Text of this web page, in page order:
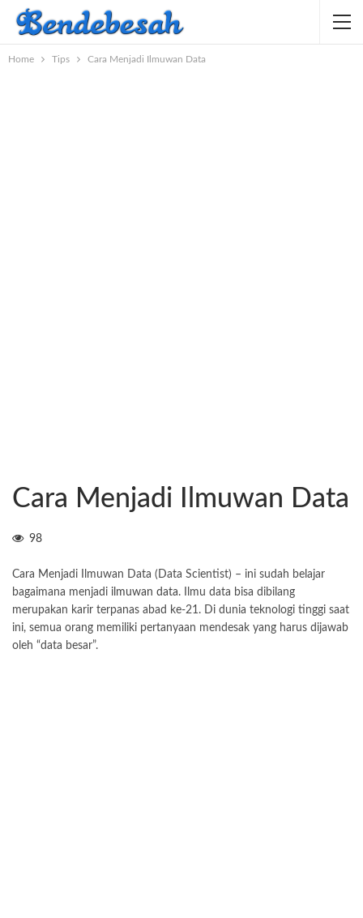
Home Tips Cara Menjadi Ilmuwan Data
Cara Menjadi Ilmuwan Data
98
Cara Menjadi Ilmuwan Data (Data Scientist) – ini sudah belajar
bagaimana menjadi ilmuwan data. Ilmu data bisa dibilang
merupakan karir terpanas abad ke-21. Di dunia teknologi tinggi saat
ini, semua orang memiliki pertanyaan mendesak yang harus dijawab
oleh “data besar”.